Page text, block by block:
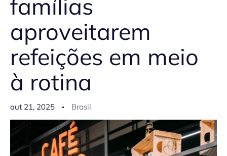
famílias
aproveitarem
refeições em meio
à rotina
out 21, 2025 Brasil